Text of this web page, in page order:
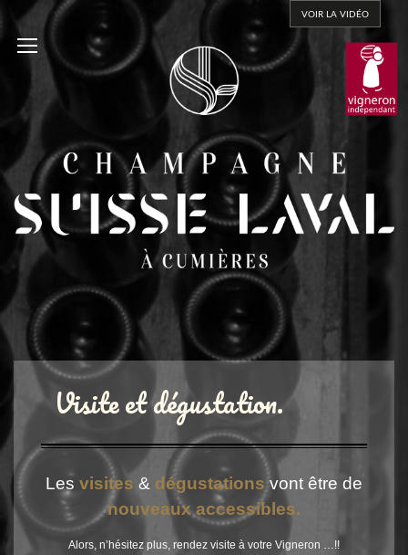
VOIR LA VIDÉO
Visite et dégustation.
Les visites & dégustations vont être de
nouveaux accessibles.
Alors, n’hésitez plus, rendez visite à votre Vigneron …!!